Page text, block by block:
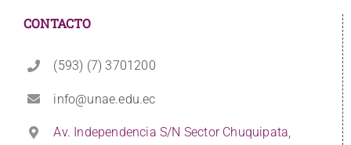
CONTACTO
(593) (7) 3701200
info@unae.edu.ec
Av. Independencia S/N Sector Chuquipata,